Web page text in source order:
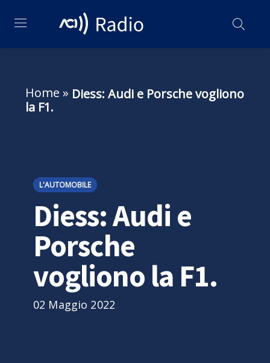
Home » Diess: Audi e Porsche vogliono
la F1.
L'AUTOMOBILE
Diess: Audi e
Porsche
vogliono la F1.
02 Maggio 2022